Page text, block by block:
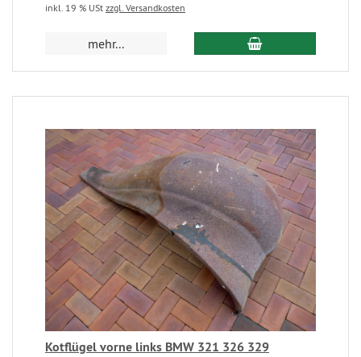
inkl. 19 % USt zzgl. Versandkosten
mehr...
Kotflügel vorne links BMW 321 326 329